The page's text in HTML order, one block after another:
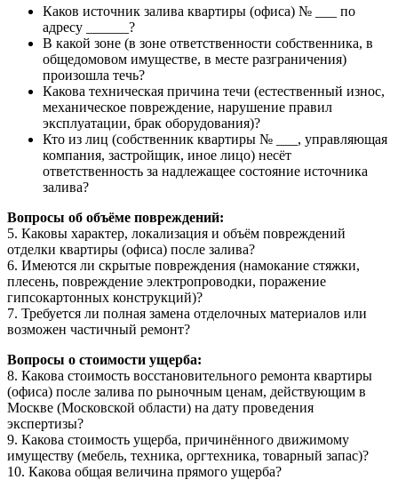
Каков источник залива квартиры (офиса) № ___ по
адресу ______?
В какой зоне (в зоне ответственности собственника, в
общедомовом имуществе, в месте разграничения)
произошла течь?
Какова техническая причина течи (естественный износ,
механическое повреждение, нарушение правил
эксплуатации, брак оборудования)?
Кто из лиц (собственник квартиры № ___, управляющая
компания, застройщик, иное лицо) несёт
ответственность за надлежащее состояние источника
залива?
Вопросы об объёме повреждений:
5. Каковы характер, локализация и объём повреждений
отделки квартиры (офиса) после залива?
6. Имеются ли скрытые повреждения (намокание стяжки,
плесень, повреждение электропроводки, поражение
гипсокартонных конструкций)?
7. Требуется ли полная замена отделочных материалов или
возможен частичный ремонт?
Вопросы о стоимости ущерба:
8. Какова стоимость восстановительного ремонта квартиры
(офиса) после залива по рыночным ценам, действующим в
Москве (Московской области) на дату проведения
экспертизы?
9. Какова стоимость ущерба, причинённого движимому
имуществу (мебель, техника, оргтехника, товарный запас)?
10. Какова общая величина прямого ущерба?